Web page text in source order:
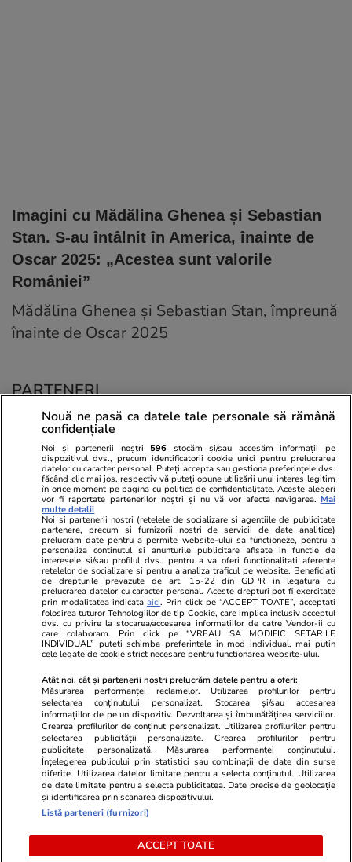
Imagini cu Mădălina Ghenea și Sebastian
Stan. S-au întâlnit în America, înainte de
Oscar 2025: „Acestea sunt valorile
României”
Mădălina Ghenea și Sebastian Stan, împreună
înainte de Oscar 2025
PARTENERI
Viva.ro
Ce s-a aflat despre prima soție a lui Claudiu
Manda i-a suprins pe toți! Dar mai ales gestul
făcut de Olguța pentru mama copilului
soțului e chiar cir...
Unica.ro
Nu și ei! S-au
căsnicie! Cei doi
secret. Nimeni
motiv al
© 2026 Ringier Romania. Toate drepturile rezervate
Actualizare preferințe cookies
Nouă ne pasă ca datele tale personale să rămână
confidențiale
Noi și partenerii noștri 596 stocăm și/sau accesăm informații pe
dispozitivul dvs., precum identificatorii cookie unici pentru prelucrarea
datelor cu caracter personal. Puteți accepta sau gestiona preferințele dvs.
făcând clic mai jos, respectiv vă puteți opune utilizării unui interes legitim
în orice moment pe pagina cu politica de confidențialitate. Aceste alegeri
vor fi raportate partenerilor noștri și nu vă vor afecta navigarea. Mai
multe detalii
Noi si partenerii nostri (retelele de socializare si agentiile de publicitate
partenere, precum si furnizorii nostri de servicii de date analitice)
prelucram date pentru a permite website-ului sa functioneze, pentru a
personaliza continutul si anunturile publicitare afisate in functie de
interesele si/sau profilul dvs., pentru a va oferi functionalitati aferente
retelelor de socializare si pentru a analiza traficul pe website. Beneficiati
de drepturile prevazute de art. 15-22 din GDPR in legatura cu
prelucrarea datelor cu caracter personal. Aceste drepturi pot fi exercitate
prin modalitatea indicataaici. Prin click pe “ACCEPT TOATE”, acceptati
folosirea tuturor Tehnologiilor de tip Cookie, care implica inclusiv acceptul
dvs. cu privire la stocarea/accesarea informatiilor de catre Vendor-ii cu
care colaboram. Prin click pe “VREAU SA MODIFIC SETARILE
INDIVIDUAL” puteti schimba preferintele in mod individual, mai putin
cele legate de cookie strict necesare pentru functionarea website-ului.
Atât noi, cât și partenerii noștri prelucrăm datele pentru a oferi:
Măsurarea performanței reclamelor. Utilizarea profilurilor pentru
selectarea conținutului personalizat. Stocarea și/sau accesarea
informațiilor de pe un dispozitiv. Dezvoltarea și îmbunătățirea serviciilor.
Crearea profilurilor de conținut personalizat. Utilizarea profilurilor pentru
selectarea publicității personalizate. Crearea profilurilor pentru
publicitate personalizată. Măsurarea performanței conținutului.
Înțelegerea publicului prin statistici sau combinații de date din surse
diferite. Utilizarea datelor limitate pentru a selecta conținutul. Utilizarea
de date limitate pentru a selecta publicitatea. Date precise de geolocație
și identificarea prin scanarea dispozitivului.
Listă parteneri (furnizori)
ACCEPT TOATE